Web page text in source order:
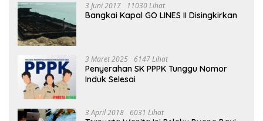
3 Juni 2017 11030 Lihat
Bangkai Kapal GO LINES II Disingkirkan
3 Maret 2025 6147 Lihat
Penyerahan SK PPPK Tunggu Nomor
Induk Selesai
3 April 2018 6031 Lihat